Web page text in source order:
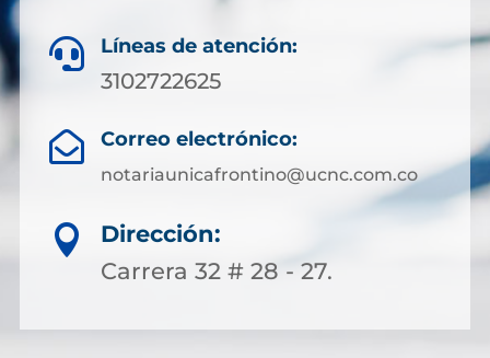
 Líneas de atención:
3102722625
 Correo electrónico:
notariaunicafrontino@ucnc.com.co

Dirección:
Carrera 32 # 28 - 27.